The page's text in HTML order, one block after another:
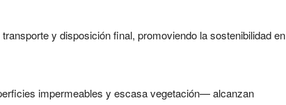
y disposición final, promoviendo la sostenibilidad en
impermeables y escasa vegetación— alcanzan